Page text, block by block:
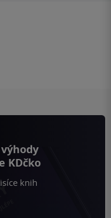
KDčko
knih